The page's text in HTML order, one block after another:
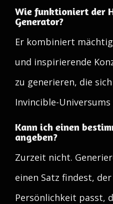
Wie funktioniert der
Generator?
Er kombiniert
und inspirierende
zu generieren, die
Invincible-
Kann ich einen
angeben?
Zurzeit nicht.
einen Satz findest,
Persönlichkeit passt,